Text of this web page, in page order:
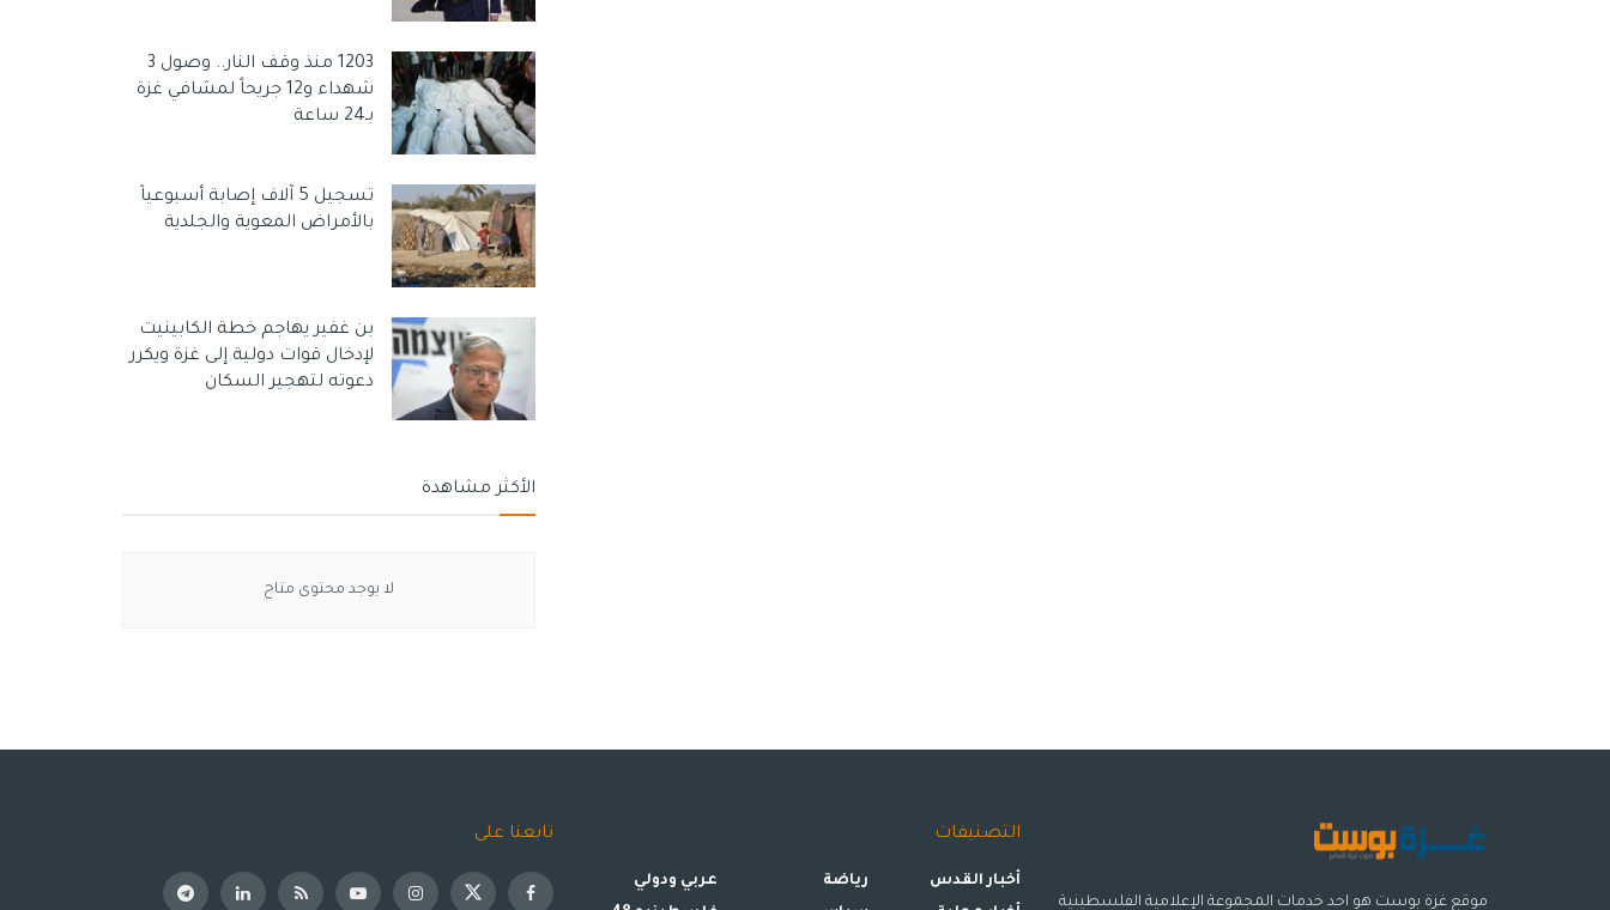
1203 منذ وقف النار.. وصول 3
شهداء و12 جريحاً لمشافي غزة
بـ24 ساعة
تسجيل 5 آلاف إصابة أسبوعياً
بالأمراض المعوية والجلدية
بن غفير يهاجم خطة الكابينيت
لإدخال قوات دولية إلى غزة ويكرر
دعوته لتهجير السكان
الأكثر مشاهدة
لا يوجد محتوى متاح
موقع غزة بوست هو احد خدمات المجموعة الإعلامية الفلسطينية
التصنيفات
أخبار القدس
رياضة
عربي ودولي
تابعنا على